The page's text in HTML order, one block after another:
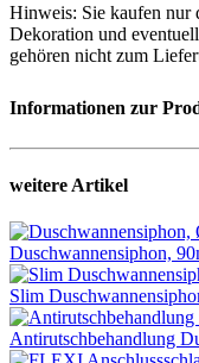
Hinweis: Sie kaufen nur
Dekoration und
gehören nicht zum
Informationen zur
weitere Artikel
Duschwannensiphon,
Slim
Antirutschbehandlung